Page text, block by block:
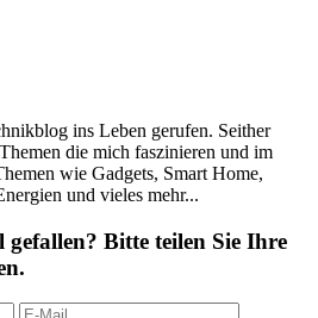
ins Leben gerufen. Seither
die mich faszinieren und im
wie Gadgets, Smart Home,
und vieles mehr...
Bitte teilen Sie Ihre